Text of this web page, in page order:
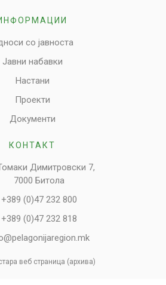
со јавноста
Јавни набавки
Настани
Проекти
Документи
КОНТАКТ
Димитровски 7,
7000 Битола
+389 (0)47 232 800
+389 (0)47 232 818
веб страница (архива)